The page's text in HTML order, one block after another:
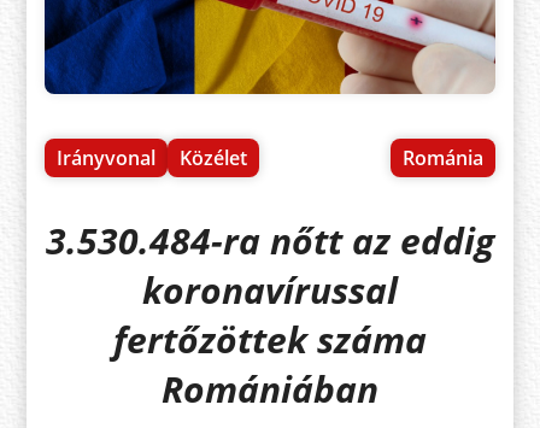
Irányvonal Közélet Románia
3.530.484-ra nőtt az eddig
koronavírussal
fertőzöttek száma
Romániában